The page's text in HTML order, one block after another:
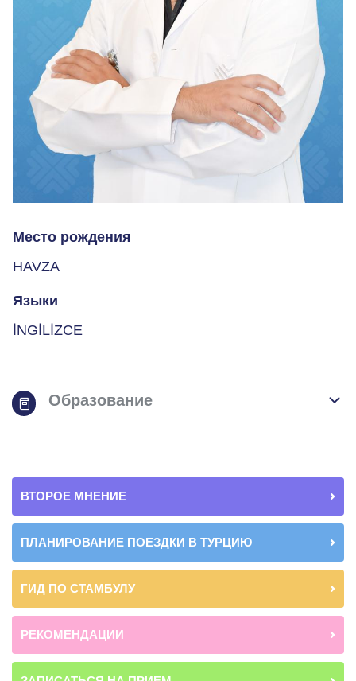
Место рождения
HAVZA
Языки
İNGİLİZCE
Образование
ВТОРОЕ МНЕНИЕ
ПЛАНИРОВАНИЕ ПОЕЗДКИ В ТУРЦИЮ
ГИД ПО СТАМБУЛУ
РЕКОМЕНДАЦИИ